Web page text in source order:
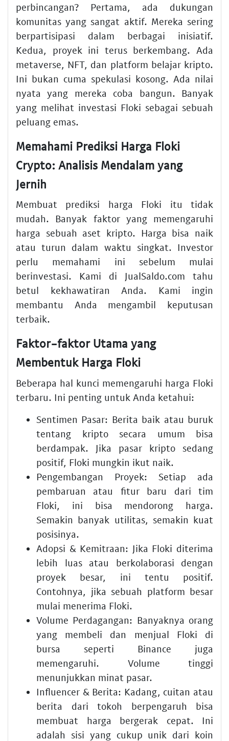
perbincangan? Pertama, ada dukungan
komunitas yang sangat aktif. Mereka sering
berpartisipasi dalam berbagai inisiatif.
Kedua, proyek ini terus berkembang. Ada
metaverse, NFT, dan platform belajar kripto.
Ini bukan cuma spekulasi kosong. Ada nilai
nyata yang mereka coba bangun. Banyak
yang melihat investasi Floki sebagai sebuah
peluang emas.
Memahami Prediksi Harga Floki
Crypto: Analisis Mendalam yang
Jernih
Membuat prediksi harga Floki itu tidak
mudah. Banyak faktor yang memengaruhi
harga sebuah aset kripto. Harga bisa naik
atau turun dalam waktu singkat. Investor
perlu memahami ini sebelum mulai
berinvestasi. Kami di JualSaldo.com tahu
betul kekhawatiran Anda. Kami ingin
membantu Anda mengambil keputusan
terbaik.
Faktor-faktor Utama yang
Membentuk Harga Floki
Beberapa hal kunci memengaruhi harga Floki
terbaru. Ini penting untuk Anda ketahui:
Sentimen Pasar: Berita baik atau buruk
tentang kripto secara umum bisa
berdampak. Jika pasar kripto sedang
positif, Floki mungkin ikut naik.
Pengembangan Proyek: Setiap ada
pembaruan atau fitur baru dari tim
Floki, ini bisa mendorong harga.
Semakin banyak utilitas, semakin kuat
posisinya.
Adopsi & Kemitraan: Jika Floki diterima
lebih luas atau berkolaborasi dengan
proyek besar, ini tentu positif.
Contohnya, jika sebuah platform besar
mulai menerima Floki.
Volume Perdagangan: Banyaknya orang
yang membeli dan menjual Floki di
bursa seperti Binance juga
memengaruhi. Volume tinggi
menunjukkan minat pasar.
Influencer & Berita: Kadang, cuitan atau
berita dari tokoh berpengaruh bisa
membuat harga bergerak cepat. Ini
adalah sisi yang cukup unik dari koin